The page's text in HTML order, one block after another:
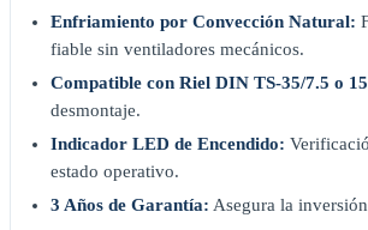
Enfriamiento por Convección Natural:
fiable sin ventiladores mecánicos.
Compatible con Riel DIN TS-35/7.5 o
desmontaje.
Indicador LED de Encendido:
estado operativo.
3 Años de Garantía: Asegura la